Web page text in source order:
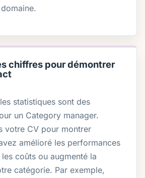
chiffres pour démontrer
statistiques sont des
un Category manager.
votre CV pour montrer
amélioré les performances
coûts ou augmenté la
catégorie. Par exemple,